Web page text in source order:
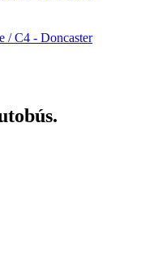
/ C4 - Doncaster